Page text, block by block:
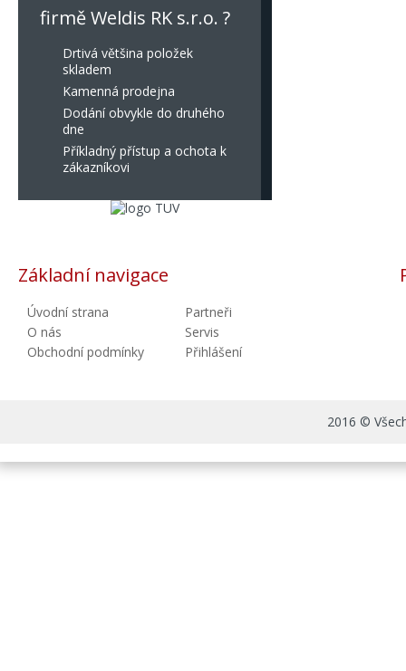
firmě Weldis RK s.r.o. ?
Drtivá většina položek
skladem
Kamenná prodejna
Dodání obvykle do druhého
dne
Příkladný přístup a ochota k
zákazníkovi
Základní navigace
Úvodní strana
O nás
Obchodní podmínky
Partneři
Servis
Přihlášení
2016 ©